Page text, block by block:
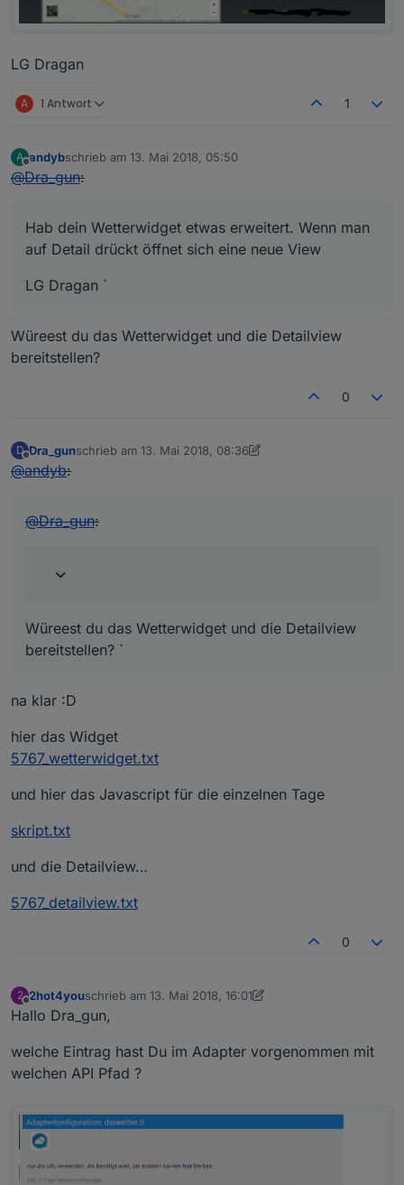
LG Dragan
A 1 Antwort 1
A
Offline
andybschrieb am 13. Mai 2018, 05:50
zuletzt editiert von
@Dra_gun:
Hab dein Wetterwidget etwas erweitert. Wenn man
auf Detail drückt öffnet sich eine neue View
LG Dragan `
Würeest du das Wetterwidget und die Detailview
bereitstellen?
0
D
Offline
Dra_gunschrieb am 13. Mai 2018, 08:36
zuletzt editiert von Jey Cee
@andyb:
@Dra_gun:
Würeest du das Wetterwidget und die Detailview
bereitstellen? `
na klar :D
hier das Widget
5767_wetterwidget.txt
und hier das Javascript für die einzelnen Tage
skript.txt
und die Detailview…
5767_detailview.txt
0
2
Offline
2hot4youschrieb am 13. Mai 2018, 16:01
zuletzt editiert von Jey Cee
Hallo Dra_gun,
welche Eintrag hast Du im Adapter vorgenommen mit
welchen API Pfad ?